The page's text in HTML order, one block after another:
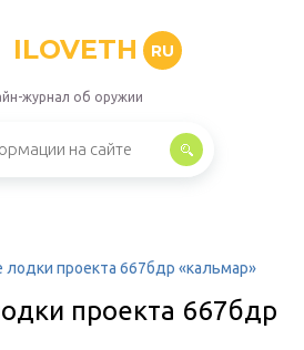
ILOVETH RU
журнал об оружии
проекта 667бдр «кальмар»
проекта 667бдр